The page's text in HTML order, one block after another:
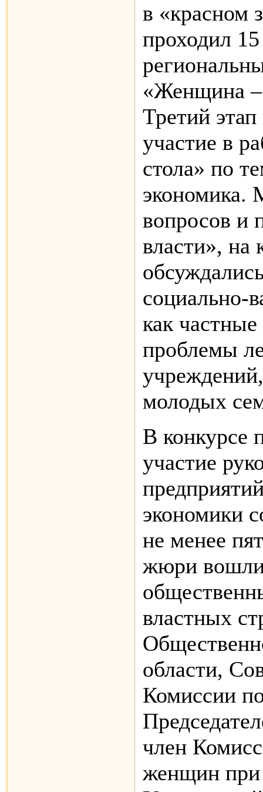
в «красном
проходил
«Женщина –
Третий
участие в
стола» по
экономика.
вопросов и
власти», на
социально-
как
проблемы
молодых
В конкурсе
участие
экономики
не менее
жюри вошли
властных
области,
Комиссии
член
женщин при